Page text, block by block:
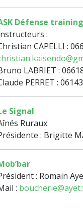
Défense
:
CAPELLI :
LABRIET :
PERRET :
Signal
Ruraux
: Brigitte
: Romain
: